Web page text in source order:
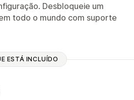
Desbloqueie um
todo o mundo com suporte
ESTÁ INCLUÍDO